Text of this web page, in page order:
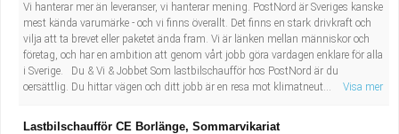
Vi hanterar mer än leveranser, vi hanterar mening. PostNord är Sveriges kanske
mest kända varumärke - och vi finns överallt. Det finns en stark drivkraft och
vilja att ta brevet eller paketet ända fram. Vi är länken mellan människor och
företag, och har en ambition att genom vårt jobb göra vardagen enklare för alla
i Sverige. Du & Vi & Jobbet Som lastbilschaufför hos PostNord är du
oersättlig. Du hittar vägen och ditt jobb är en resa mot klimatneut...
Visa mer
Lastbilschaufför CE Borlänge, Sommarvikariat